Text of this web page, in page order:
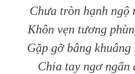
Chưa tròn hạnh ngộ
Khôn vẹn tương
Gặp gỡ bâng
Chia tay ngơ ngẩn